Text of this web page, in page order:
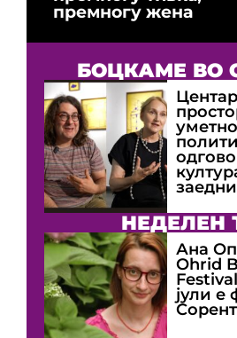
премногу жена
БОЦКАМЕ ВО
НЕДЕЛЕН
Ана
Оhrid
јули е